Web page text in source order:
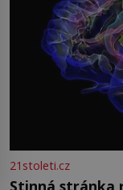
21stoleti.cz
Stinná stránka